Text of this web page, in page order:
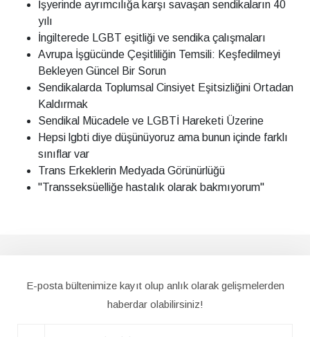
İşyerinde ayrımcılığa karşı savaşan sendikaların 40
yılı
İngilterede LGBT eşitliği ve sendika çalışmaları
Avrupa İşgücünde Çeşitliliğin Temsili: Keşfedilmeyi
Bekleyen Güncel Bir Sorun
Sendikalarda Toplumsal Cinsiyet Eşitsizliğini Ortadan
Kaldırmak
Sendikal Mücadele ve LGBTİ Hareketi Üzerine
Hepsi lgbti diye düşünüyoruz ama bunun içinde farklı
sınıflar var
Trans Erkeklerin Medyada Görünürlüğü
"Transseksüelliğe hastalık olarak bakmıyorum"
E-posta bültenimize kayıt olup anlık olarak gelişmelerden
haberdar olabilirsiniz!